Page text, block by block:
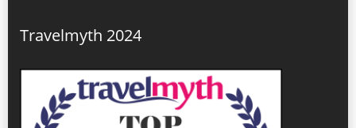
Travelmyth 2024